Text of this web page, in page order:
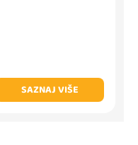
SAZNAJ VIŠE